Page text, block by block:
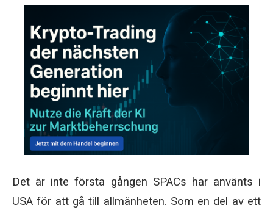
Det är inte första gången SPACs har använts i
USA för att gå till allmänheten. Som en del av ett